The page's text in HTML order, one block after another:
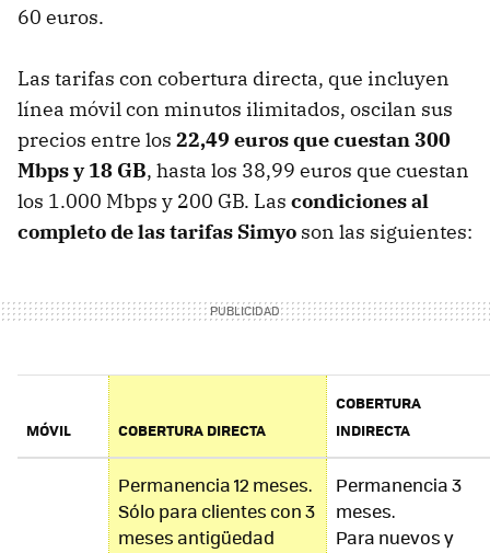
60 euros.
Las tarifas con cobertura directa, que incluyen
línea móvil con minutos ilimitados, oscilan sus
precios entre los 22,49 euros que cuestan 300
Mbps y 18 GB, hasta los 38,99 euros que cuestan
los 1.000 Mbps y 200 GB. Las condiciones al
completo de las tarifas Simyo son las siguientes:
MÓVIL COBERTURA DIRECTA
COBERTURA
INDIRECTA
Permanencia 12 meses.
Sólo para clientes con 3
meses antigüedad
Permanencia 3
meses.
Para nuevos y